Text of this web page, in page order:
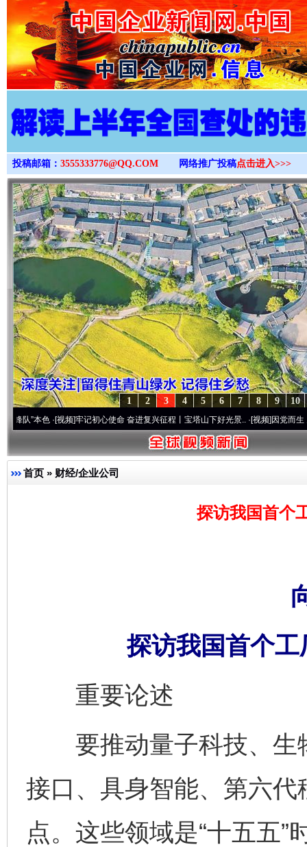
>
投稿邮箱： 3555333776@QQ.COM 网络推广投稿点击进入>>>
10
9
8
7
6
5
4
3
2
1
视频]牢记初心使命 奋进复兴征程丨宝塔山下好光景..·[视频]因党而生 为党而战——
首页 » 财经/企业公司
探访我国首个
探访我国首个
重要论述
要推动量子科技、生
接口、具身智能、第六
点。这些领域是“十五五